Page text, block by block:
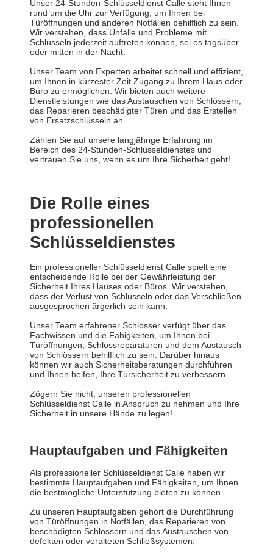
Unser 24-Stunden-Schlüsseldienst Calle steht Ihnen
rund um die Uhr zur Verfügung, um Ihnen bei
Türöffnungen und anderen Notfällen behilflich zu sein.
Wir verstehen, dass Unfälle und Probleme mit
Schlüsseln jederzeit auftreten können, sei es tagsüber
oder mitten in der Nacht.
Unser Team von Experten arbeitet schnell und effizient,
um Ihnen in kürzester Zeit Zugang zu Ihrem Haus oder
Büro zu ermöglichen. Wir bieten auch weitere
Dienstleistungen wie das Austauschen von Schlössern,
das Reparieren beschädigter Türen und das Erstellen
von Ersatzschlüsseln an.
Zählen Sie auf unsere langjährige Erfahrung im
Bereich des 24-Stunden-Schlüsseldienstes und
vertrauen Sie uns, wenn es um Ihre Sicherheit geht!
Die Rolle eines
professionellen
Schlüsseldienstes
Ein professioneller Schlüsseldienst Calle spielt eine
entscheidende Rolle bei der Gewährleistung der
Sicherheit Ihres Hauses oder Büros. Wir verstehen,
dass der Verlust von Schlüsseln oder das Verschließen
ausgesprochen ärgerlich sein kann.
Unser Team erfahrener Schlosser verfügt über das
Fachwissen und die Fähigkeiten, um Ihnen bei
Türöffnungen, Schlossreparaturen und dem Austausch
von Schlössern behilflich zu sein. Darüber hinaus
können wir auch Sicherheitsberatungen durchführen
und Ihnen helfen, Ihre Türsicherheit zu verbessern.
Zögern Sie nicht, unseren professionellen
Schlüsseldienst Calle in Anspruch zu nehmen und Ihre
Sicherheit in unsere Hände zu legen!
Hauptaufgaben und Fähigkeiten
Als professioneller Schlüsseldienst Calle haben wir
bestimmte Hauptaufgaben und Fähigkeiten, um Ihnen
die bestmögliche Unterstützung bieten zu können.
Zu unseren Hauptaufgaben gehört die Durchführung
von Türöffnungen in Notfällen, das Reparieren von
beschädigten Schlössern und das Austauschen von
defekten oder veralteten Schließsystemen.